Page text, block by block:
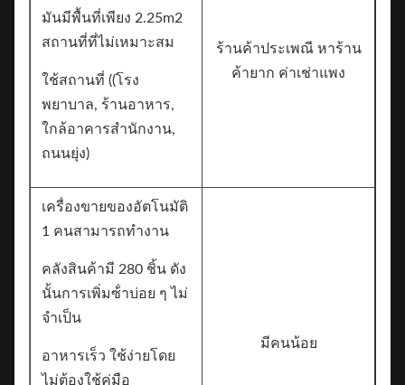
มันมีพื้นที่เพียง 2.25m2
สถานที่ที่ไม่เหมาะสม
ใช้สถานที่ ((โรง
พยาบาล, ร้านอาหาร,
ใกล้อาคารสํานักงาน,
ถนนยุ่ง)
ร้านค้าประเพณี หาร้าน
ค้ายาก ค่าเช่าแพง
เครื่องขายของอัตโนมัติ
1 คนสามารถทํางาน
คลังสินค้ามี 280 ชิ้น ดัง
นั้นการเพิ่มซ้ําบ่อย ๆ ไม่
จําเป็น
อาหารเร็ว ใช้ง่ายโดย
ไม่ต้องใช้คู่มือ
มีคนน้อย